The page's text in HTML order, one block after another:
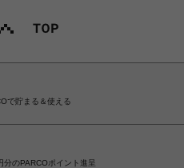
で貯まる＆使える
のPARCOポイント進呈